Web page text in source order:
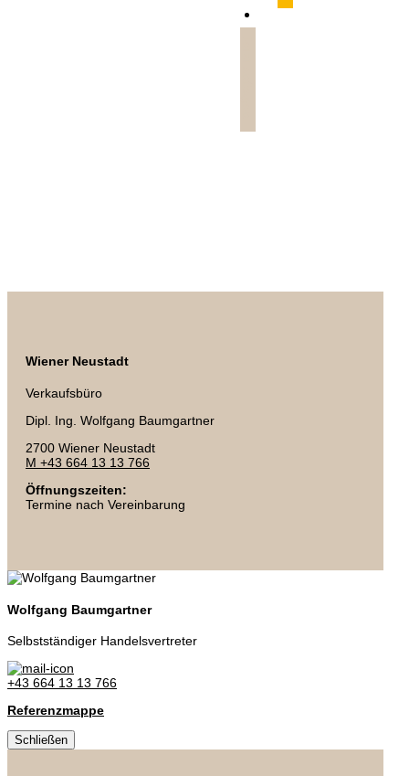
Wiener Neustadt
Verkaufsbüro
Dipl. Ing. Wolfgang Baumgartner
2700 Wiener Neustadt
M +43 664 13 13 766
Öffnungszeiten:
Termine nach Vereinbarung
Wolfgang Baumgartner
Selbstständiger Handelsvertreter
+43 664 13 13 766
Referenzmappe
Schließen